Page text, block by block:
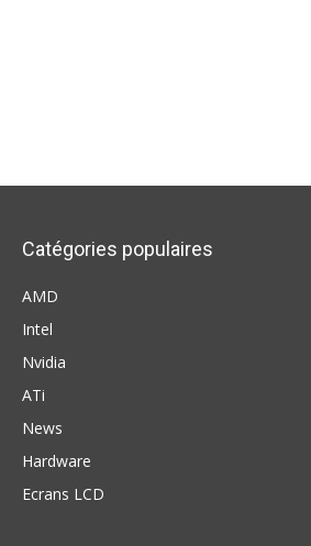
Catégories populaires
AMD
Intel
Nvidia
ATi
News
Hardware
Ecrans LCD